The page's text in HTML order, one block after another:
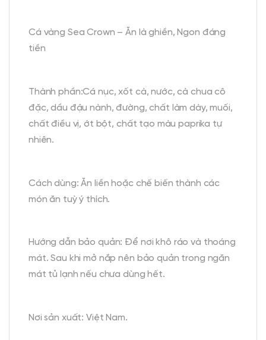
Cá vàng Sea Crown – Ăn là ghiền, Ngon đáng
tiền
Thành phần:Cá nục, xốt cà, nước, cà chua cô
đặc, dầu đậu nành, đường, chất làm dày, muối,
chất điều vị, ớt bột, chất tạo màu paprika tự
nhiên.
Cách dùng: Ăn liền hoặc chế biến thành các
món ăn tuỳ ý thích.
Hướng dẫn bảo quản: Để nơi khô ráo và thoáng
mát. Sau khi mở nắp nên bảo quản trong ngăn
mát tủ lạnh nếu chưa dùng hết.
Nơi sản xuất: Việt Nam.